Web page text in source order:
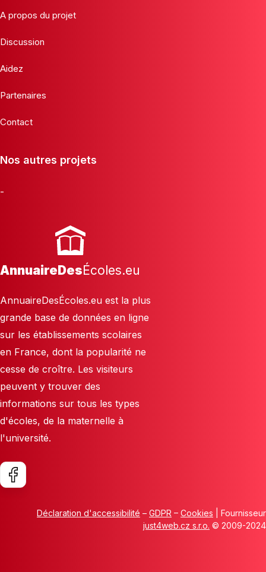
A propos du projet
Discussion
Aidez
Partenaires
Contact
Nos autres projets
-
AnnuaireDesÉcoles.eu
AnnuaireDesÉcoles.eu est la plus
grande base de données en ligne
sur les établissements scolaires
en France, dont la popularité ne
cesse de croître. Les visiteurs
peuvent y trouver des
informations sur tous les types
d'écoles, de la maternelle à
l'université.
Déclaration d'accessibilité – GDPR – Cookies | Fournisseur
just4web.cz s.r.o. © 2009-2024